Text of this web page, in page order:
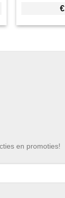
€
en promoties!